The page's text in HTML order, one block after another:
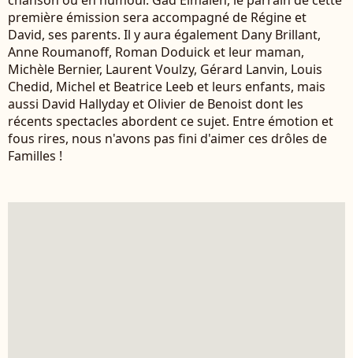
première émission sera accompagné de Régine et
David, ses parents. Il y aura également Dany Brillant,
Anne Roumanoff, Roman Doduick et leur maman,
Michèle Bernier, Laurent Voulzy, Gérard Lanvin, Louis
Chedid, Michel et Beatrice Leeb et leurs enfants, mais
aussi David Hallyday et Olivier de Benoist dont les
récents spectacles abordent ce sujet. Entre émotion et
fous rires, nous n'avons pas fini d'aimer ces drôles de
Familles !